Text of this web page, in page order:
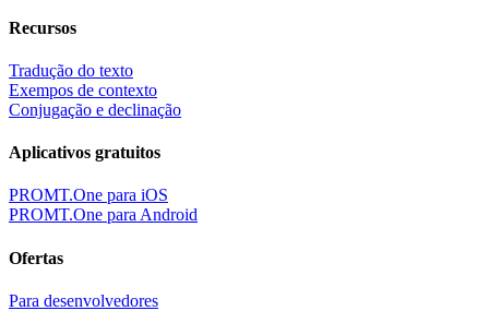
Recursos
Tradução do texto
Exempos de contexto
Conjugação e declinação
Aplicativos gratuitos
PROMT.One para iOS
PROMT.One para Android
Ofertas
Para desenvolvedores